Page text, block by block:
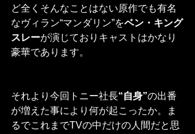
ど全くそんなことはない原作でも有名
なヴィラン“マンダリン”をベン・キング
スレーが演じておりキャストはかなり
豪華であります。
それより今回トニー社長“自身”の出番
が増えた事により何が起こったか。ま
るでこれまでTVの中だけの人間だと思